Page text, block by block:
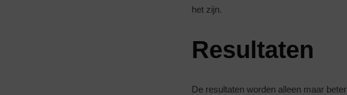
het zijn.
Resultaten
De resultaten worden alleen maar